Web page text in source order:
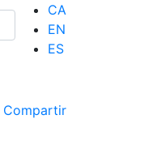
CA
EN
ES
Compartir